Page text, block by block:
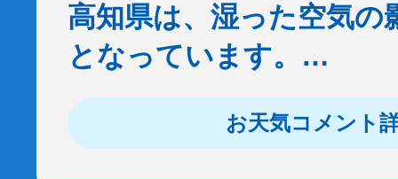
高知県は、湿った空気の
となっています。…
お天気コメント